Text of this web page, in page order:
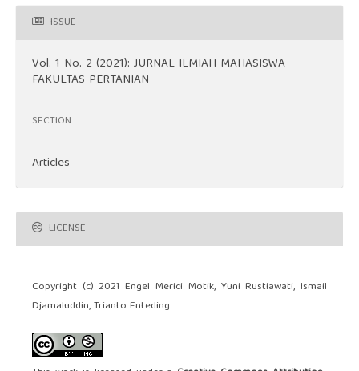
ISSUE
Vol. 1 No. 2 (2021): JURNAL ILMIAH MAHASISWA
FAKULTAS PERTANIAN
SECTION
Articles
LICENSE
Copyright (c) 2021 Engel Merici Motik, Yuni Rustiawati, Ismail
Djamaluddin, Trianto Enteding